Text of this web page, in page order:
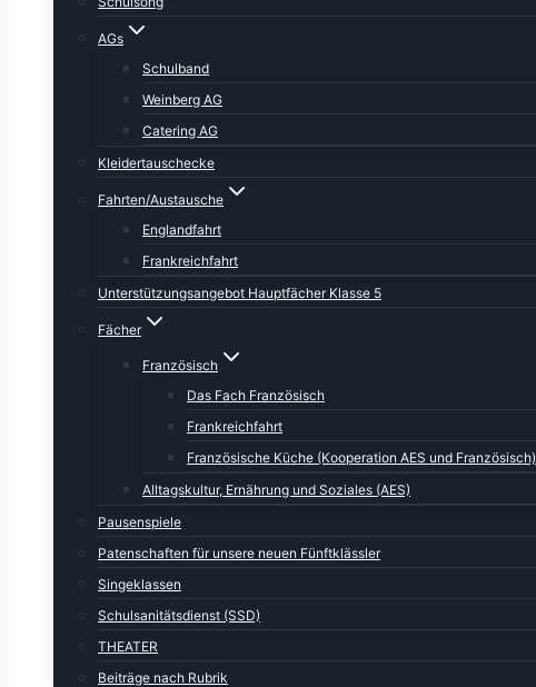
AGs
Schulband
Weinberg AG
Catering AG
Kleidertauschecke
Fahrten/Austausche
Englandfahrt
Frankreichfahrt
Unterstützungsangebot Hauptfächer Klasse 5
Fächer
Französisch
Das Fach Französisch
Frankreichfahrt
Französische Küche (Kooperation AES und Französisch)
Alltagskultur, Ernährung und Soziales (AES)
Pausenspiele
Patenschaften für unsere neuen Fünftklässler
Singeklassen
Schulsanitätsdienst (SSD)
THEATER
Beiträge nach Rubrik